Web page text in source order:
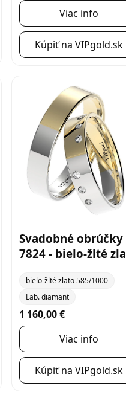
Viac info
Kúpiť na VIPgold.sk
Svadobné obrúčky
7824 - bielo-žlté
bielo-žlté zlato 585/1000
Lab. diamant
1 160,00 €
Viac info
Kúpiť na VIPgold.sk